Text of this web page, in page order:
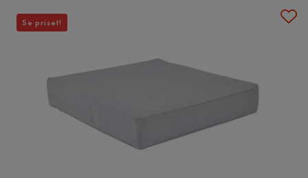
Se priset!